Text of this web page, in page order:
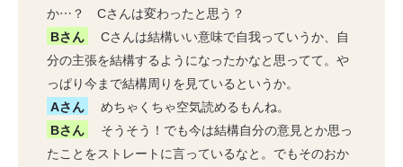
か…？ Cさんは変わったと思う？
Bさん
Cさんは結構いい意味で自我っていうか、自
分の主張を結構するようになったかなと思ってて。や
っぱり今まで結構周りを見ているというか。
Aさん
めちゃくちゃ空気読めるもんね。
Bさん
そうそう！でも今は結構自分の意見とか思っ
たことをストレートに言っているなと。でもそのおか